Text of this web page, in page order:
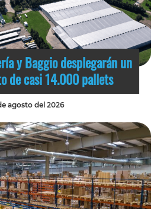
y Baggio desplegarán un
de casi 14.000 pallets
agosto del 2026